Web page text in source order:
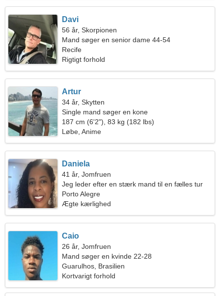
Davi
56 år, Skorpionen
Mand søger en senior dame 44-54
Recife
Rigtigt forhold
Artur
34 år, Skytten
Single mand søger en kone
187 cm (6'2"), 83 kg (182 lbs)
Løbe, Anime
Daniela
41 år, Jomfruen
Jeg leder efter en stærk mand til en fælles tur
Porto Alegre
Ægte kærlighed
Caio
26 år, Jomfruen
Mand søger en kvinde 22-28
Guarulhos, Brasilien
Kortvarigt forhold